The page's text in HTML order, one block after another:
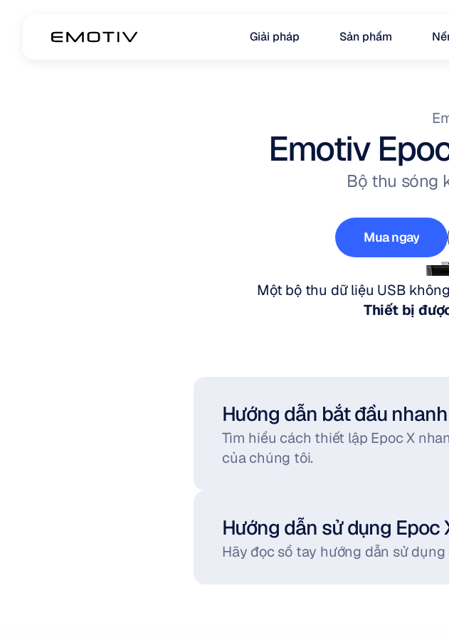
Giải pháp Sản phẩm
Emotiv
Bộ thu sóng
Mua ngay
Mua ngay
Một bộ thu dữ liệu USB
Thiết bị
Hướng dẫn bắt đầu
Tìm hiểu cách thiết lập Epoc X
của chúng tôi.
Hướng dẫn sử dụng Epoc
Hãy đọc sổ tay hướng dẫn sử